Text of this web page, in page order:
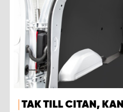
TAK TILL CITAN,